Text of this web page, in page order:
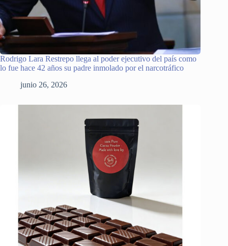
Rodrigo Lara Restrepo llega al poder ejecutivo del país como
lo fue hace 42 años su padre inmolado por el narcotráfico
junio 26, 2026